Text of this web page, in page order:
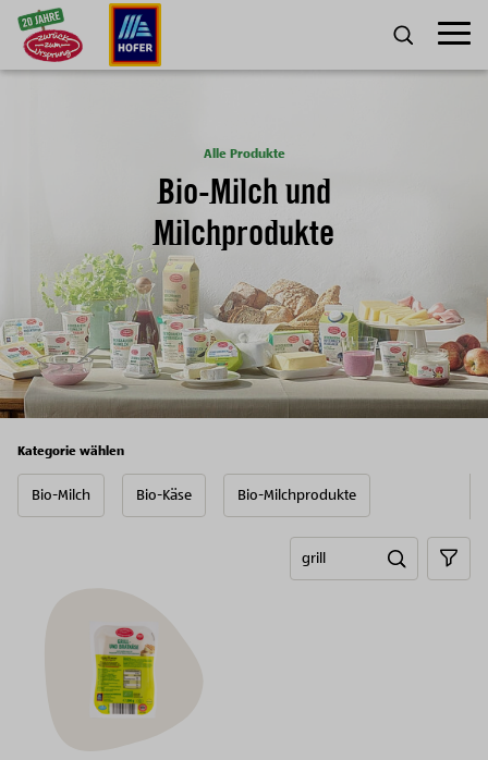
Zum Inhalt
SUCHE
Bio-Milch und
Milchprodukte
Alle Produkte
Kategorie wählen
Bio-Milch Bio-Käse Bio-Milchprodukte
Search